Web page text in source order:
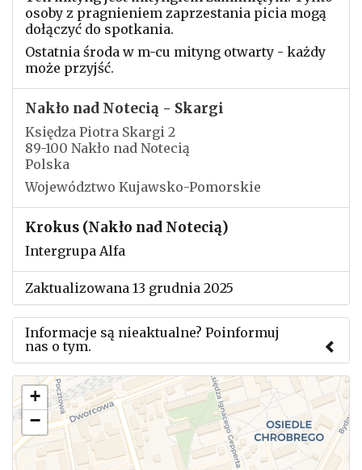
osoby z pragnieniem zaprzestania picia mogą
dołączyć do spotkania.
Ostatnia środa w m-cu mityng otwarty - każdy
może przyjść.
Nakło nad Notecią - Skargi
Księdza Piotra Skargi 2
89-100 Nakło nad Notecią
Polska
Województwo Kujawsko-Pomorskie
Krokus (Nakło nad Notecią)
Intergrupa Alfa
Zaktualizowana 13 grudnia 2025
Informacje są nieaktualne? Poinformuj
nas o tym.
Użyj tego formularza aby przesłać informację o
zmianach w powyższym mityngu.
+
−